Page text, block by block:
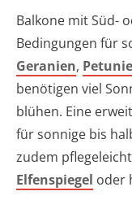
Balkone mit Süd-
Bedingungen für
Geranien,
benötigen viel
blühen. Eine
für sonnige bis
zudem
Elfenspiegel oder